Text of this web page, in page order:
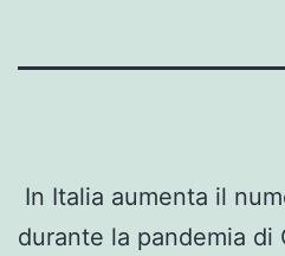
In Italia aumenta il
durante la pandemia di